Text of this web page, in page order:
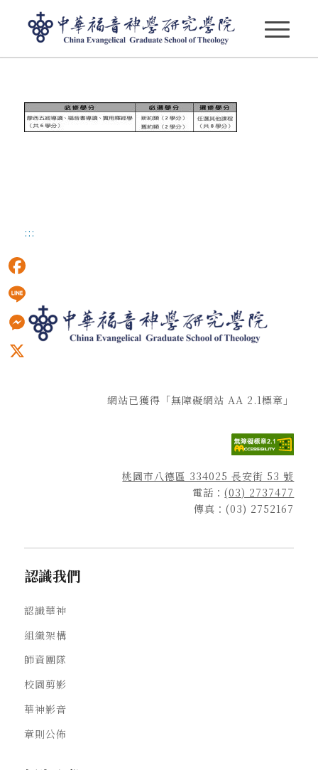
:::
網站已獲得「無障礙網站 AA 2.1標章」
桃園市八德區 334025 長安街 53 號
電話：(03) 2737477
傳真：(03) 2752167
認識我們
認識華神
組織架構
師資團隊
校園剪影
華神影音
章則公佈
Facebook
Line
Messenger